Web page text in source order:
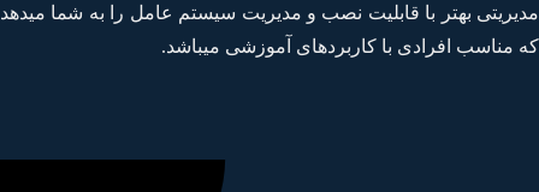
بهتر با قابلیت نصب و مدیریت سیستم عامل را به شما میدهد
مناسب افرادی با کاربردهای آموزشی میباشد.